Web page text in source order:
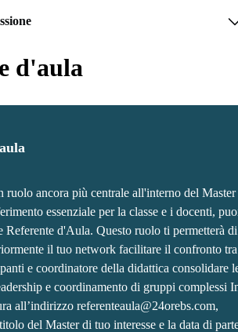
d'aula
ruolo ancora più centrale all'interno del Master
essenziale per la classe e i docenti,
Referente d'Aula. Questo ruolo ti permetterà
il tuo network facilitare il confronto tra
e coordinatore della didattica consolidare
e coordinamento di gruppi complessi
all’indirizzo referenteaula@24orebs.com,
del Master di tuo interesse e la data di